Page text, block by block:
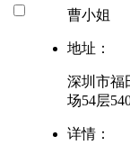
曹小姐
地址：
深圳市福
场54层
详情：